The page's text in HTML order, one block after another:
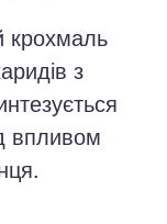
крохмаль
з
впливом